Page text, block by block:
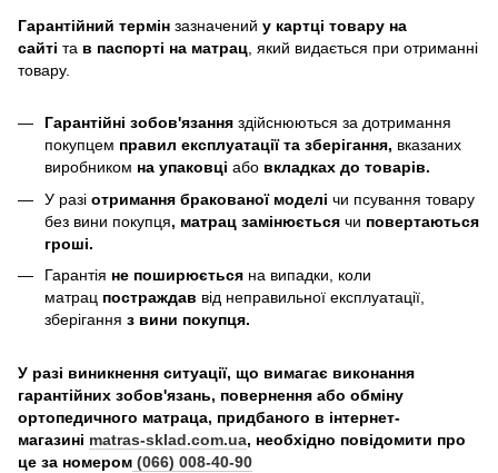
Гарантійний термін зазначений у картці товару на
сайті та в паспорті на матрац , який видається при отриманні
товару.
Гарантійні зобов'язання здійснюються за дотримання
покупцем правил експлуатації та зберігання, вказаних
виробником на упаковці або вкладках до товарів.
У разі отримання бракованої моделі чи псування товару
без вини покупця, матрац замінюється чи повертаються
гроші.
Гарантія не поширюється на випадки, коли
матрац постраждав від неправильної експлуатації,
зберігання з вини покупця.
У разі виникнення ситуації, що вимагає виконання
гарантійних зобов'язань, повернення або обміну
ортопедичного матраца, придбаного в інтернет-
магазині matras-sklad.com.ua, необхідно повідомити про
це за номером (066) 008-40-90